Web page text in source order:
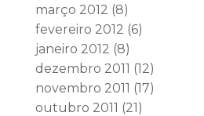
março 2012 (8)
fevereiro 2012 (6)
janeiro 2012 (8)
dezembro 2011 (12)
novembro 2011 (17)
outubro 2011 (21)